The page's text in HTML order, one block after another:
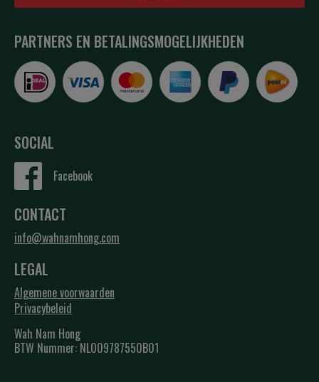
PARTNERS EN BETALINGSMOGELIJKHEDEN
SOCIAL
Facebook
CONTACT
info@wahnamhong.com
LEGAL
Algemene voorwaarden
Privacybeleid
Wah Nam Hong
BTW Nummer: NL009787550B01